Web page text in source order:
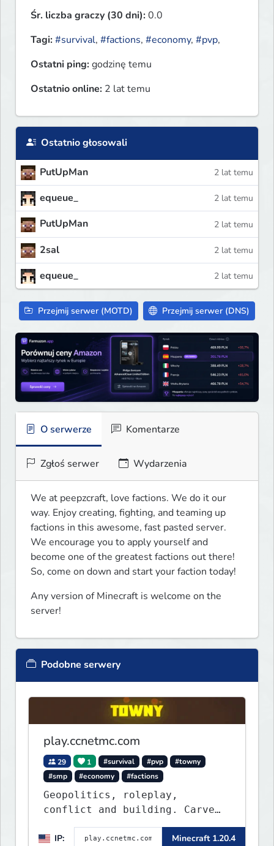
Śr. liczba graczy (30 dni):0.0
Tagi:#survival, #factions, #economy, #pvp,
Ostatni ping:godzinę temu
Ostatnio online: 2 lat temu
Ostatnio głosowali
PutUpMan 2 lat temu
equeue_ 2 lat temu
PutUpMan 2 lat temu
2sal 2 lat temu
equeue_ 2 lat temu
Przejmij serwer (MOTD) Przejmij serwer (DNS)
O serwerze Komentarze
Zgłoś serwer Wydarzenia
We at peepzcraft, love factions. We do it our
way. Enjoy creating, fighting, and teaming up
factions in this awesome, fast pasted server.
We encourage you to apply yourself and
become one of the greatest factions out there!
So, come on down and start your faction today!
Any version of Minecraft is welcome on the
server!
Podobne serwery
play.ccnetmc.com
29 1 #survival #pvp
#towny
#smp
#economy #factions
Geopolitics, roleplay,
conflict and building. Carve
out your own story on a 1:1000
map of Earth using tanks,
IP: Minecraft 1.20.4